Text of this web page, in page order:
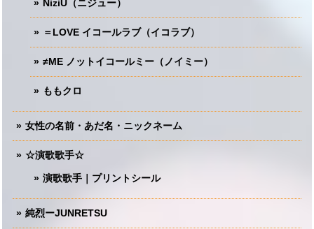
NiziU（ニジュー）
＝LOVE イコールラブ（イコラブ）
≠ME ノットイコールミー（ノイミー）
ももクロ
女性の名前・あだ名・ニックネーム
☆演歌歌手☆
演歌歌手｜プリントシール
純烈ーJUNRETSU